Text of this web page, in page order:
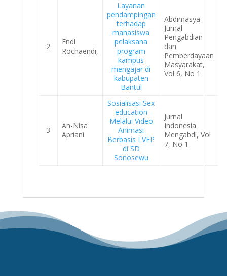
2
Endi
Rochaendi,
Layanan
pendampingan
terhadap
mahasiswa
pelaksana
program
kampus
mengajar di
kabupaten
Bantul
Abdimasya:
Jurnal
Pengabdian
dan
Pemberdayaan
Masyarakat,
Vol 6, No 1
3
An-Nisa
Apriani
Sosialisasi Sex
education
Melalui Video
Animasi
Berbasis LVEP
di SD
Sonosewu
Jurnal
Indonesia
Mengabdi, Vol
7, No 1